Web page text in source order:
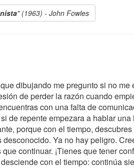
" (1963) - John Fowles
dibujando me pregunto si no
de perder la razón cuando
con una falta de
de repente empezara a hablar
porque con el tiempo,
Ya no hay peligro.
continuar. ¡Tienes que tener
con el tiempo: continúa